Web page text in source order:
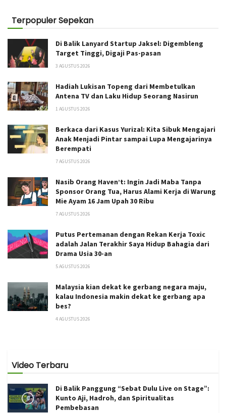
Terpopuler Sepekan
Di Balik Lanyard Startup Jaksel: Digembleng
Target Tinggi, Digaji Pas-pasan
3 AGUSTUS 2026
Hadiah Lukisan Topeng dari Membetulkan
Antena TV dan Laku Hidup Seorang Nasirun
1 AGUSTUS 2026
Berkaca dari Kasus Yurizal: Kita Sibuk Mengajari
Anak Menjadi Pintar sampai Lupa Mengajarinya
Berempati
7 AGUSTUS 2026
Nasib Orang Haven’t: Ingin Jadi Maba Tanpa
Sponsor Orang Tua, Harus Alami Kerja di Warung
Mie Ayam 16 Jam Upah 30 Ribu
7 AGUSTUS 2026
Putus Pertemanan dengan Rekan Kerja Toxic
adalah Jalan Terakhir Saya Hidup Bahagia dari
Drama Usia 30-an
5 AGUSTUS 2026
Malaysia kian dekat ke gerbang negara maju,
kalau Indonesia makin dekat ke gerbang apa
bes?
4 AGUSTUS 2026
Video Terbaru
Di Balik Panggung “Sebat Dulu Live on Stage”:
Kunto Aji, Hadroh, dan Spiritualitas
Pembebasan